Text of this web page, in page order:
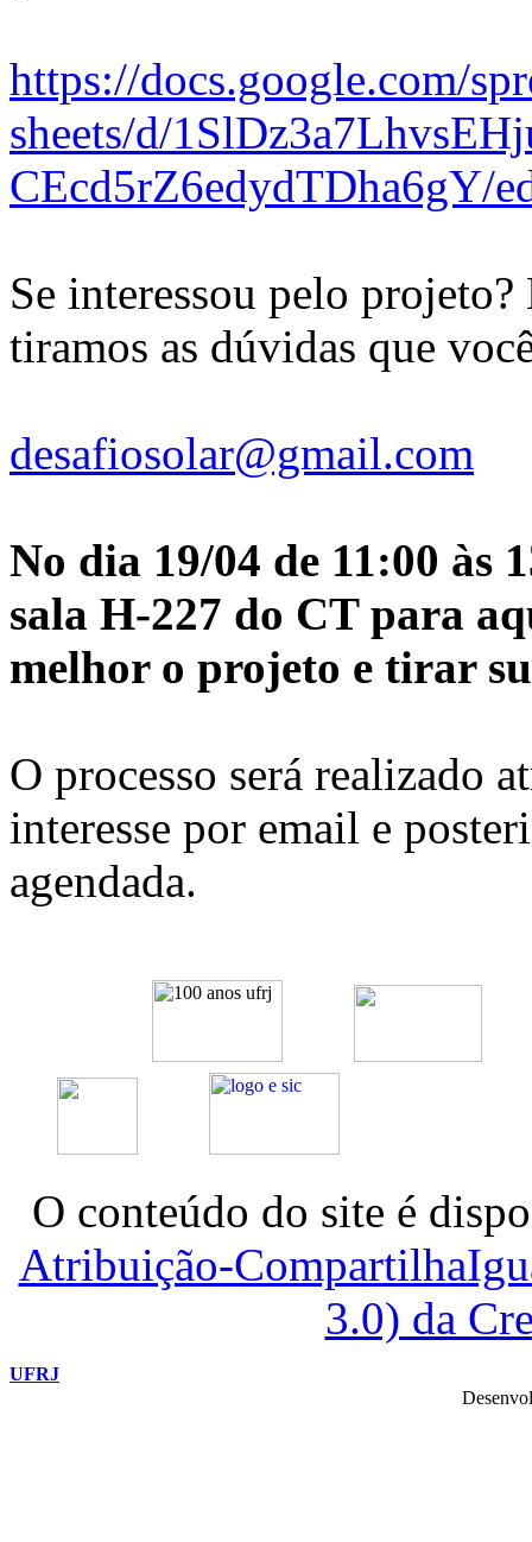
https://docs.google.com/
sheets/d/
CEcd5rZ6edydTDha6gY/
Se interessou pelo
tiramos as dúvidas que
desafiosolar@gmail.com
No dia 19/04 de 11:00 às
sala H-227 do CT para
melhor o projeto e tirar
O processo será realizado
interesse por email e
agendada.
O conteúdo do site é
Atribuição-
3.0) da
UFRJ